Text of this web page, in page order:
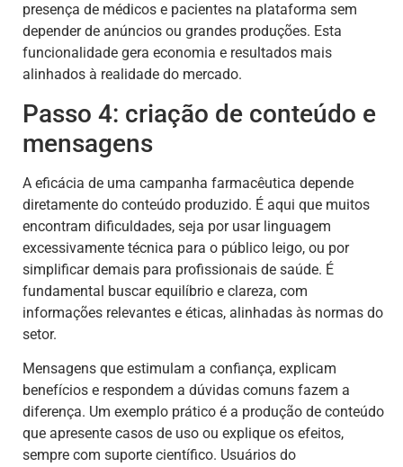
presença de médicos e pacientes na plataforma sem
depender de anúncios ou grandes produções. Esta
funcionalidade gera economia e resultados mais
alinhados à realidade do mercado.
Passo 4: criação de conteúdo e
mensagens
A eficácia de uma campanha farmacêutica depende
diretamente do conteúdo produzido. É aqui que muitos
encontram dificuldades, seja por usar linguagem
excessivamente técnica para o público leigo, ou por
simplificar demais para profissionais de saúde. É
fundamental buscar equilíbrio e clareza, com
informações relevantes e éticas, alinhadas às normas do
setor.
Mensagens que estimulam a confiança, explicam
benefícios e respondem a dúvidas comuns fazem a
diferença. Um exemplo prático é a produção de conteúdo
que apresente casos de uso ou explique os efeitos,
sempre com suporte científico. Usuários do